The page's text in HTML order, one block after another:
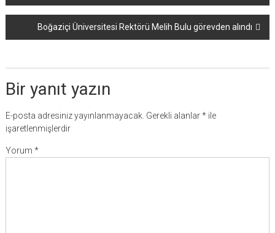
dolaşımı
Boğaziçi Üniversitesi Rektörü Melih Bulu görevden alındı
Bir yanıt yazın
E-posta adresiniz yayınlanmayacak. Gerekli alanlar*ile
işaretlenmişlerdir
Yorum *